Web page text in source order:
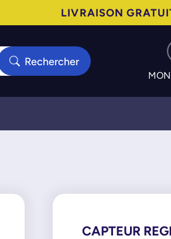
LIVRAISON
Rechercher
CAPTEUR